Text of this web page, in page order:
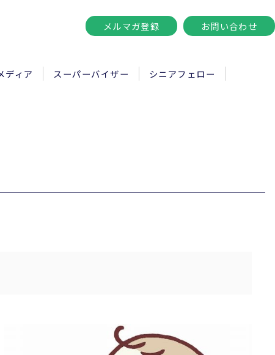
メルマガ登録 お問い合わせ
ディア スーパーバイザー
シニアフェロー